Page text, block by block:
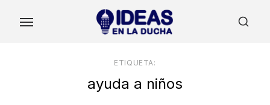
ETIQUETA:
ayuda a niños